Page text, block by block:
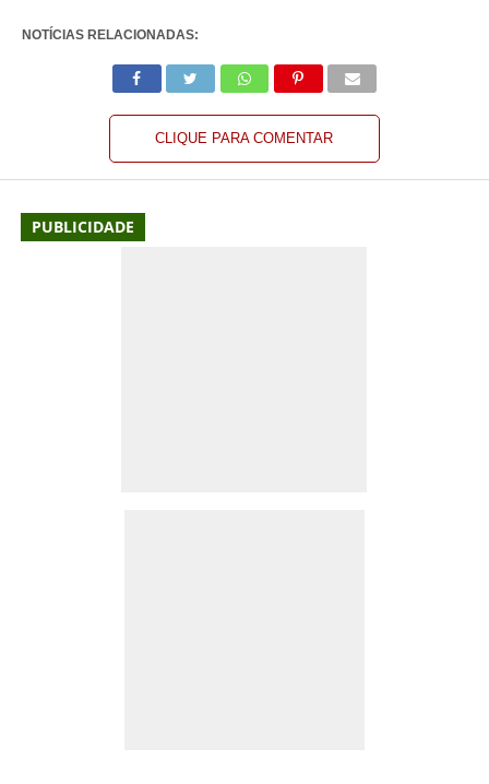
NOTÍCIAS RELACIONADAS:
CLIQUE PARA COMENTAR
PUBLICIDADE